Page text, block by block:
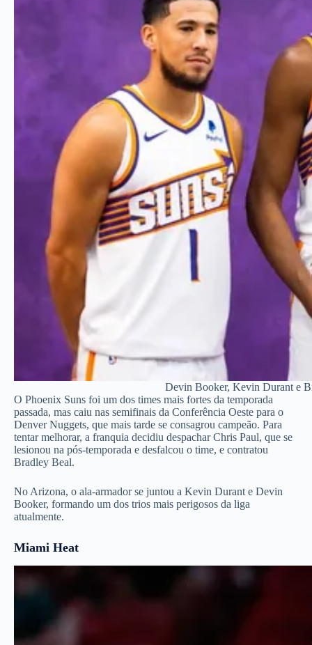
Devin Booker, Kevin Durant e
O Phoenix Suns foi um dos times mais fortes da temporada
passada, mas caiu nas semifinais da Conferência Oeste para o
Denver Nuggets, que mais tarde se consagrou campeão. Para
tentar melhorar, a franquia decidiu despachar Chris Paul, que se
lesionou na pós-temporada e desfalcou o time, e contratou
Bradley Beal.
No Arizona, o ala-armador se juntou a Kevin Durant e Devin
Booker, formando um dos trios mais perigosos da liga
atualmente.
Miami Heat